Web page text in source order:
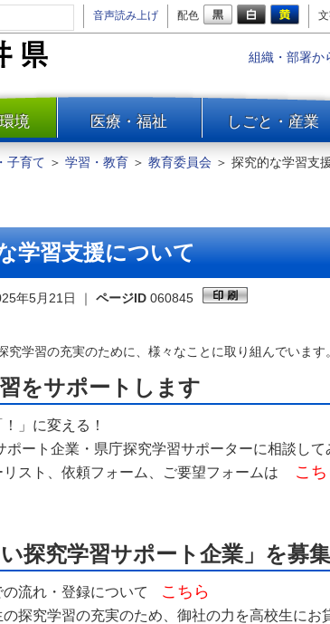
音声読み上げ 配色
組織・部署か
一覧
境 医療・福祉 しごと・産業
ー
物対策・リサ
湾
子育て ＞ 学習・教育 ＞ 教育委員会 ＞ 探究的な学習支
学習支援について
年5月21日 ｜ ページID 060845
究学習の充実のために、様々なことに取り組んでいます。
をサポートします
！」に変える！
ポート企業・県庁探究学習サポーターに相談し
スト、依頼フォーム、ご要望フォームは
こち
い探究学習サポート企業」を募
の流れ・登録について こちら
探究学習の充実のため、御社の力を高校生にお